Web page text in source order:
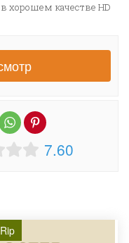
хорошем качестве HD
7.60